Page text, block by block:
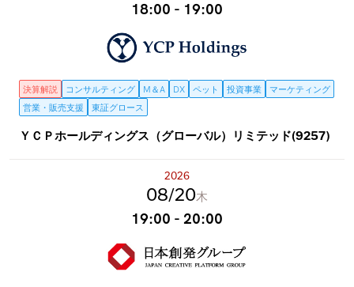
18:00 - 19:00
決算解説 コンサルティング M＆A DX ペット 投資事業
マーケティング
営業・販売支援
東証グロース
ＹＣＰホールディングス（グローバル）リミテッド(9257)
2026
08 20木
19:00 - 20:00